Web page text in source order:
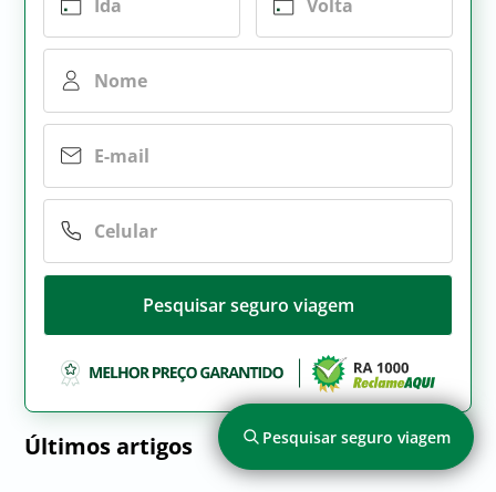
Pesquisar seguro viagem
Últimos artigos Pesquisar seguro viagem